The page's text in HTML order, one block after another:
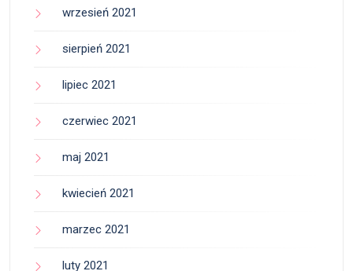
wrzesień 2021
sierpień 2021
lipiec 2021
czerwiec 2021
maj 2021
kwiecień 2021
marzec 2021
luty 2021